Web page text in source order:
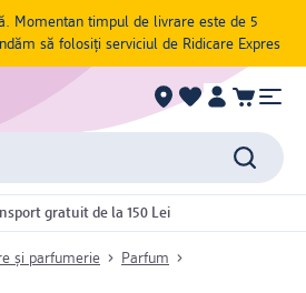
Momentan timpul de livrare este de 5
să folosiți serviciul de Ridicare Expres
gratuit de la 150 Lei
și parfumerie
Parfum